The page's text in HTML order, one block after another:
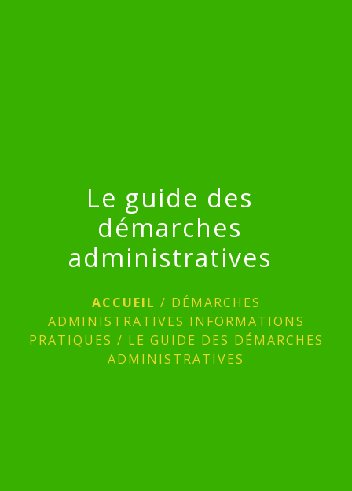
Le guide des
démarches
administratives
ACCUEIL / DÉMARCHES
ADMINISTRATIVES INFORMATIONS
PRATIQUES / LE GUIDE DES DÉMARCHES
ADMINISTRATIVES